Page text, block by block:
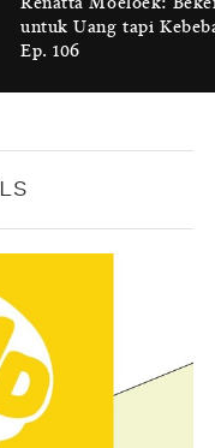
Tak Lagi Bisa
MEDIA
Renatta Moeloek:
untuk Uang tapi
Ep. 106